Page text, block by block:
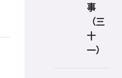
事
（三
十
一）